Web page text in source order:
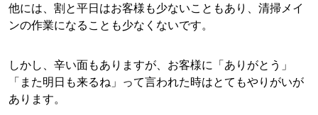
他には、割と平日はお客様も少ないこともあり、清掃メイ
ンの作業になることも少なくないです。
しかし、辛い面もありますが、お客様に「ありがとう」
「また明日も来るね」って言われた時はとてもやりがいが
あります。